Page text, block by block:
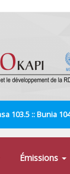
103.5 :: Bunia
Émissions